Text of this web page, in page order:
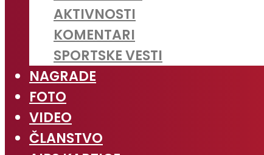
AKTIVNOSTI
KOMENTARI
SPORTSKE VESTI
NAGRADE
FOTO
VIDEO
ČLANSTVO